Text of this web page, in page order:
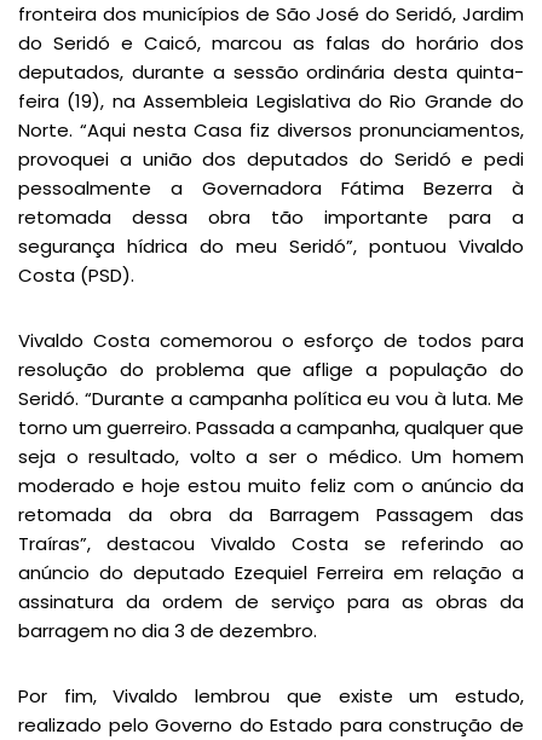
fronteira dos municípios de São José do Seridó, Jardim
do Seridó e Caicó, marcou as falas do horário dos
deputados, durante a sessão ordinária desta quinta-
feira (19), na Assembleia Legislativa do Rio Grande do
Norte. “Aqui nesta Casa fiz diversos pronunciamentos,
provoquei a união dos deputados do Seridó e pedi
pessoalmente a Governadora Fátima Bezerra à
retomada dessa obra tão importante para a
segurança hídrica do meu Seridó”, pontuou Vivaldo
Costa (PSD).
Vivaldo Costa comemorou o esforço de todos para
resolução do problema que aflige a população do
Seridó. “Durante a campanha política eu vou à luta. Me
torno um guerreiro. Passada a campanha, qualquer que
seja o resultado, volto a ser o médico. Um homem
moderado e hoje estou muito feliz com o anúncio da
retomada da obra da Barragem Passagem das
Traíras”, destacou Vivaldo Costa se referindo ao
anúncio do deputado Ezequiel Ferreira em relação a
assinatura da ordem de serviço para as obras da
barragem no dia 3 de dezembro.
Por fim, Vivaldo lembrou que existe um estudo,
realizado pelo Governo do Estado para construção de